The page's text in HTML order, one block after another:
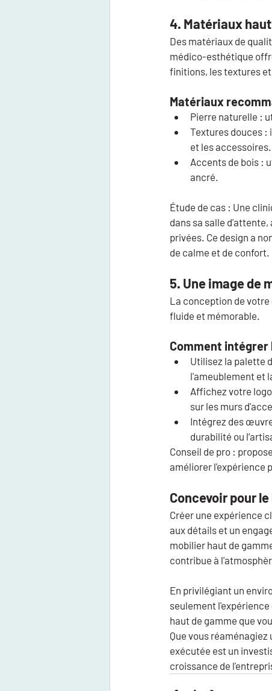
4. Matériaux
Des matériaux de
médico-esthétique
finitions, les textures
Matériaux
Pierre naturelle :
Textures douces :
et les accessoires.
Accents de bois :
ancré.
Étude de cas : Une
dans sa salle
privées. Ce design a
de calme et de confort.
5. Une image de
La conception de
fluide et mémorable.
Comment intégrer
Utilisez la palette
l'ameublement et
Affichez votre
sur les murs
Intégrez des
durabilité ou
Conseil de pro :
améliorer l'expérience
Concevoir pour
Créer une expérience
aux détails et un
mobilier haut de
contribue à
En privilégiant un
seulement
haut de gamme que
Que vous
exécutée est un
croissance de